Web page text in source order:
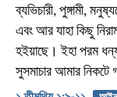
ব্যভিচারী, পুঙ্গামী,
এবং আর যাহা কিছু
হইয়াছে। ইহা পরম
সুসমাচার আমার নিকটে